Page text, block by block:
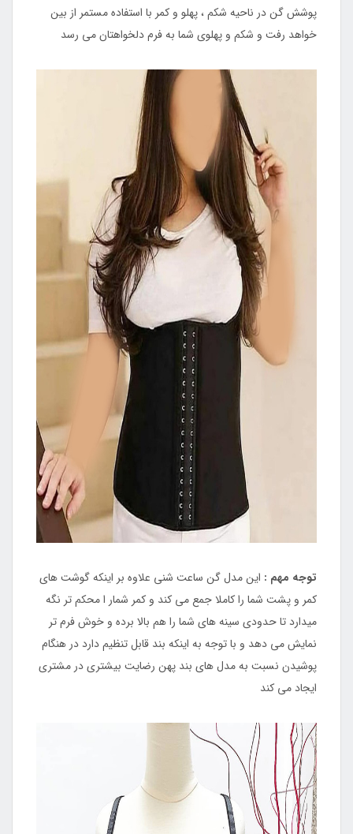
پوشش گن در ناحیه شکم ، پهلو و کمر با استفاده مستمر از بین
خواهد رفت و شکم و پهلوی شما به فرم دلخواهتان می رسد
توجه مهم : این مدل گن ساعت شنی علاوه بر اینکه گوشت های
کمر و پشت شما را کاملا جمع می کند و کمر شمار ا محکم تر نگه
میدارد تا حدودی سینه های شما را هم بالا برده و خوش فرم تر
نمایش می دهد و با توجه به اینکه بند قابل تنظیم دارد در هنگام
پوشیدن نسبت به مدل های بند پهن رضایت بیشتری در مشتری
ایجاد می کند